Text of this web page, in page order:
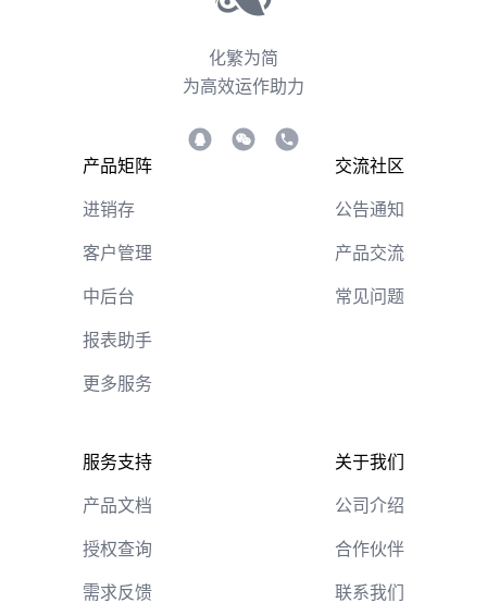
化繁为简
为高效运作助力
产品矩阵
进销存
客户管理
中后台
报表助手
更多服务
交流社区
公告通知
产品交流
常见问题
服务支持
产品文档
授权查询
需求反馈
关于我们
公司介绍
合作伙伴
联系我们